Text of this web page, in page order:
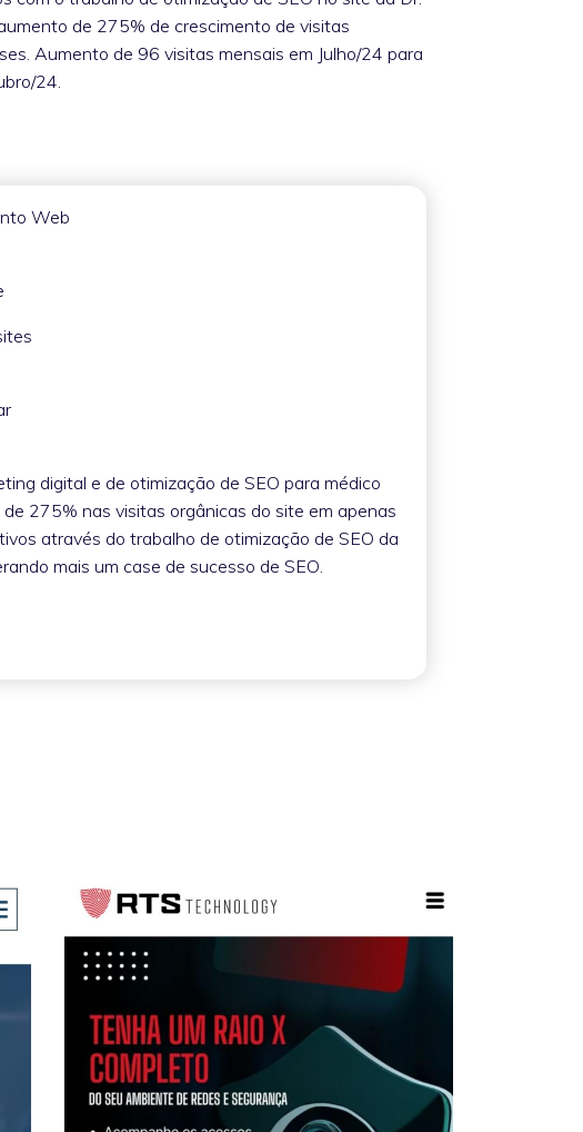
de 275% de crescimento de visitas
Aumento de 96 visitas mensais em Julho/24 para
24.
Web
digital e de otimização de SEO para médico
275% nas visitas orgânicas do site em apenas
através do trabalho de otimização de SEO da
mais um case de sucesso de SEO.